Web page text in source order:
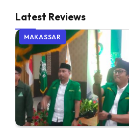
Latest Reviews
MAKASSAR